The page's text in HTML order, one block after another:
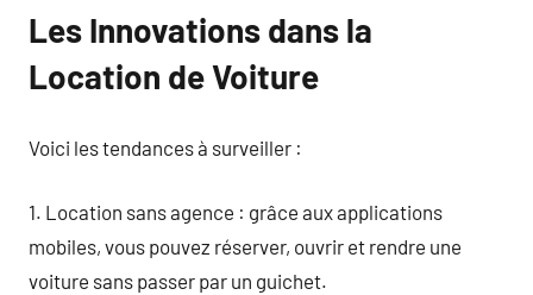
Les Innovations dans la
Location de Voiture
Voici les tendances à surveiller :
1. Location sans agence : grâce aux applications
mobiles, vous pouvez réserver, ouvrir et rendre une
voiture sans passer par un guichet.